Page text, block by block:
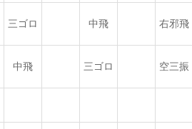
三ゴロ 中飛 右邪飛
中飛 三ゴロ 空三振